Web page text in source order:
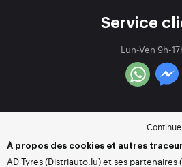
Service
Lun-Ven 9h-
À propos des cookies et autres
AD Tyres (Distriauto.lu) et ses